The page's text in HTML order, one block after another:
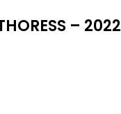
– 2022